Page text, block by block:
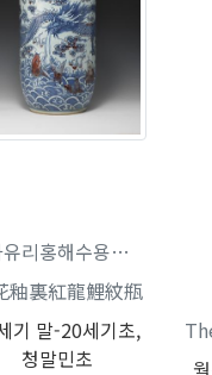
청화유리홍해수용리문병
釉裏紅龍鯉紋甁
기 말-20세기초,
청말민초